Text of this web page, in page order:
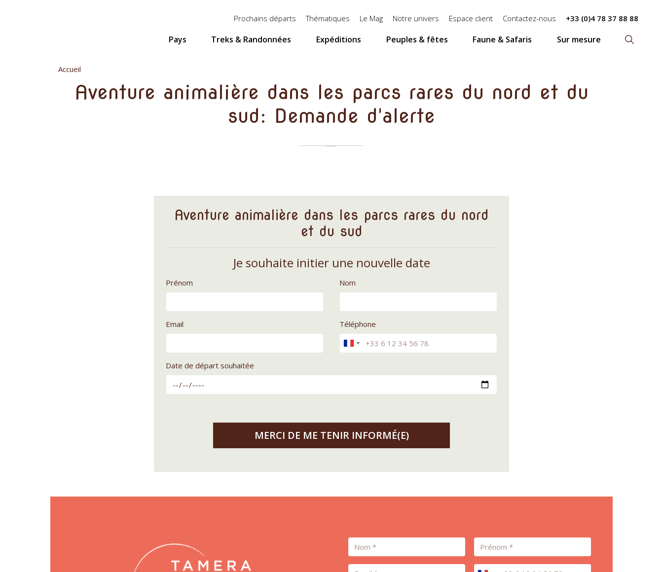
Menu
Prochains départs Thématiques Le Mag Notre univers Espace client Contactez-nous +33 (0)4 78 37 88 88
Pays Treks & Randonnées Expéditions Peuples & fêtes Faune & Safaris Sur mesure
Accueil
Aventure animalière dans les parcs rares du nord et du
sud: Demande d'alerte
Aventure animalière dans les parcs rares du nord
et du sud
Je souhaite initier une nouvelle date
Prénom Nom
Email Téléphone
Date de départ souhaitée
MERCI DE ME TENIR INFORMÉ(E)
Nom Prénom
Email Téléphone